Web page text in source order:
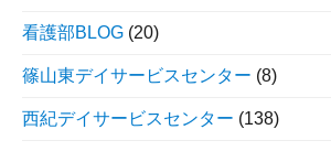
看護部BLOG (20)
篠山東デイサービスセンター (8)
西紀デイサービスセンター (138)